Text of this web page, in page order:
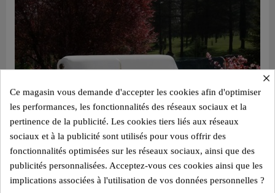
×
Ce magasin vous demande d'accepter les cookies afin d'optimiser
les performances, les fonctionnalités des réseaux sociaux et la
pertinence de la publicité. Les cookies tiers liés aux réseaux
sociaux et à la publicité sont utilisés pour vous offrir des
fonctionnalités optimisées sur les réseaux sociaux, ainsi que des
publicités personnalisées. Acceptez-vous ces cookies ainsi que les
implications associées à l'utilisation de vos données personnelles ?